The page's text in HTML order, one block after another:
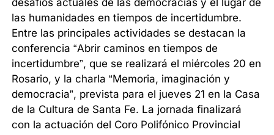
desafíos actuales de las democracias y el lugar de
las humanidades en tiempos de incertidumbre.
Entre las principales actividades se destacan la
conferencia “Abrir caminos en tiempos de
incertidumbre”, que se realizará el miércoles 20 en
Rosario, y la charla “Memoria, imaginación y
democracia”, prevista para el jueves 21 en la Casa
de la Cultura de Santa Fe. La jornada finalizará
con la actuación del Coro Polifónico Provincial